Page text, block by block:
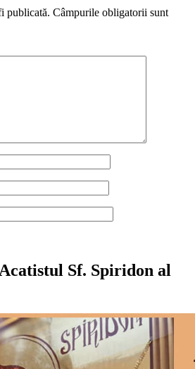
publicată. Câmpurile obligatorii sunt
Sf. Spiridon al